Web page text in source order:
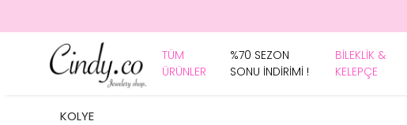
TÜM
ÜRÜNLER
%70 SEZON
SONU İNDİRİMİ !
BİLEKLİK &
KELEPÇE
KOLYE